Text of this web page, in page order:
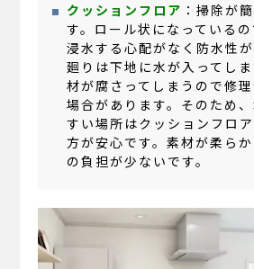
クッションフロア ：掃除が
す。ロール状になっている
浸水する心配がなく防水性
廻りは下地に水が入ってし
材が腐さってしまうので修
場合があります。そのため
すい場所はクッションフロ
方が安心です。素材が柔ら
の負担が少ないです。